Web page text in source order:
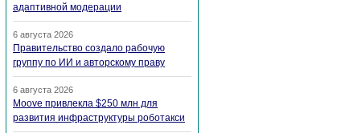
адаптивной модерации
6 августа 2026
Правительство создало рабочую
группу по ИИ и авторскому праву
6 августа 2026
Moove привлекла $250 млн для
развития инфраструктуры роботакси